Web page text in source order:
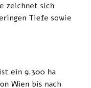
zeichnet sich
Tiefe sowie
ein 9.300 ha
Wien bis nach